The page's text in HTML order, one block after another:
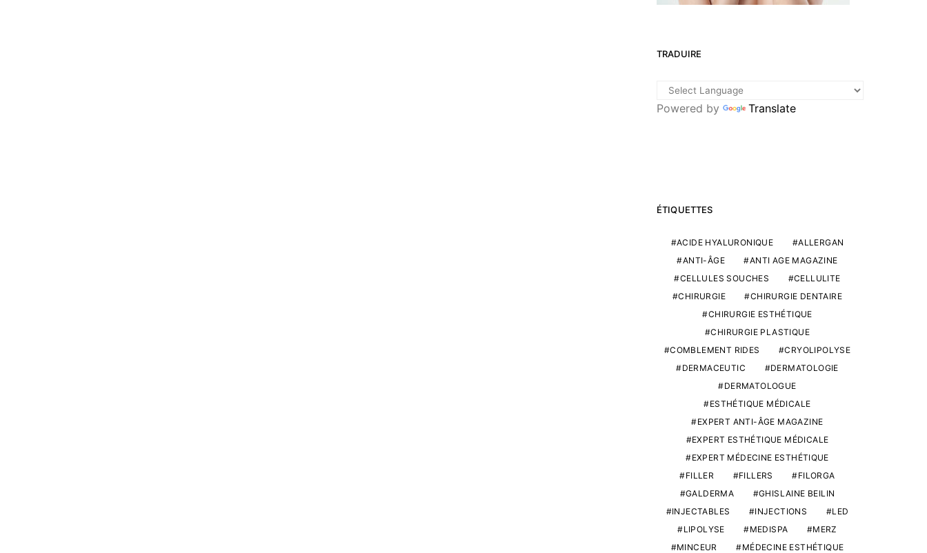
TRADUIRE
Powered by Translate
ÉTIQUETTES
ACIDE HYALURONIQUE
ALLERGAN
ANTI-ÂGE
ANTI AGE MAGAZINE
CELLULES SOUCHES
CELLULITE
CHIRURGIE
CHIRURGIE DENTAIRE
CHIRURGIE ESTHÉTIQUE
CHIRURGIE PLASTIQUE
COMBLEMENT RIDES
CRYOLIPOLYSE
DERMACEUTIC
DERMATOLOGIE
DERMATOLOGUE
ESTHÉTIQUE MÉDICALE
EXPERT ANTI-ÂGE MAGAZINE
EXPERT ESTHÉTIQUE MÉDICALE
EXPERT MÉDECINE ESTHÉTIQUE
FILLER
FILLERS
FILORGA
GALDERMA
GHISLAINE BEILIN
INJECTABLES
INJECTIONS
LED
LIPOLYSE
MEDISPA
MERZ
MINCEUR
MÉDECINE ESTHÉTIQUE